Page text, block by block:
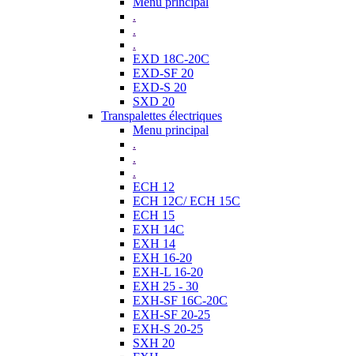
.
.
.
EXD 18C-20C
EXD-SF 20
EXD-S 20
SXD 20
Transpalettes électriques
Menu principal
.
.
.
ECH 12
ECH 12C/ ECH 15C
ECH 15
EXH 14C
EXH 14
EXH 16-20
EXH-L 16-20
EXH 25 - 30
EXH-SF 16C-20C
EXH-SF 20-25
EXH-S 20-25
SXH 20